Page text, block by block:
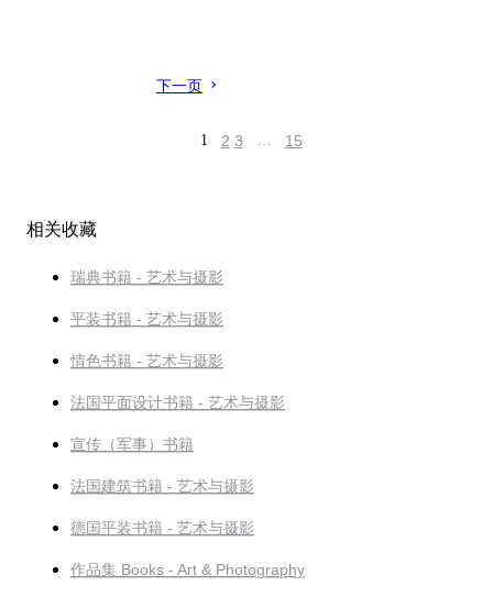
下一页
1 2 3 … 15
相关收藏
瑞典书籍 - 艺术与摄影
平装书籍 - 艺术与摄影
情色书籍 - 艺术与摄影
法国平面设计书籍 - 艺术与摄影
宣传（军事）书籍
法国建筑书籍 - 艺术与摄影
德国平装书籍 - 艺术与摄影
作品集 Books - Art & Photography